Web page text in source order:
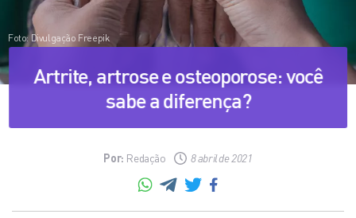
Foto: Divulgação Freepik
Artrite, artrose e osteoporose: você
sabe a diferença?
Por: Redação 8 abril de 2021